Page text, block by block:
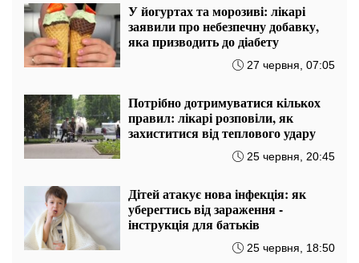
У йогуртах та морозиві: лікарі
заявили про небезпечну добавку,
яка призводить до діабету
27 червня, 07:05
Потрібно дотримуватися кількох
правил: лікарі розповіли, як
захиститися від теплового удару
25 червня, 20:45
Дітей атакує нова інфекція: як
уберегтись від зараження -
інструкція для батьків
25 червня, 18:50